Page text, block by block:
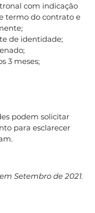
com indicação
termo do contrato e
de identidade;
3 meses;
podem solicitar
para esclarecer
Setembro de 2021.